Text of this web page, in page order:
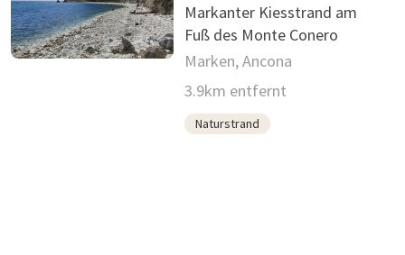
Markanter Kiesstrand am
Fuß des Monte Conero
Marken, Ancona
3.9km entfernt
Naturstrand